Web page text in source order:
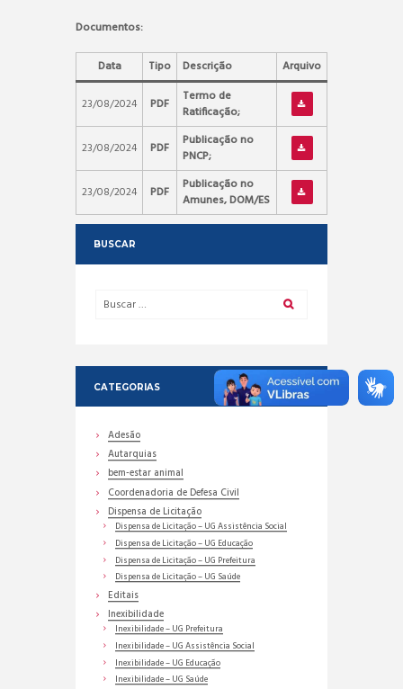
Documentos:
Data Tipo Descrição Arquivo
23/08/2024 PDF
Termo de
Ratificação;
23/08/2024
PDF
Publicação no
PNCP;
23/08/2024
PDF
Publicação no
Amunes, DOM/ES
BUSCAR
CATEGORIAS
Adesão
Autarquias
bem-estar animal
Coordenadoria de Defesa Civil
Dispensa de Licitação
Dispensa de Licitação – UG Assistência Social
Dispensa de Licitação – UG Educação
Dispensa de Licitação – UG Prefeitura
Dispensa de Licitação – UG Saúde
Editais
Inexibilidade
Inexibilidade – UG Prefeitura
Inexibilidade – UG Assistência Social
Inexibilidade – UG Educação
Inexibilidade – UG Saúde